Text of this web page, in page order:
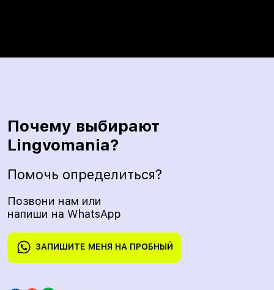
Почему выбирают
Lingvomania?
Помочь определиться?
Позвони нам или
напиши на WhatsApp
ЗАПИШИТЕ МЕНЯ НА ПРОБНЫЙ